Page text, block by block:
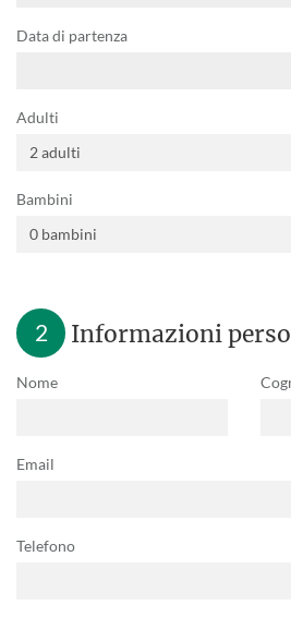
Data di partenza
Adulti
Bambini
2 Informazioni
Nome
Email
Telefono